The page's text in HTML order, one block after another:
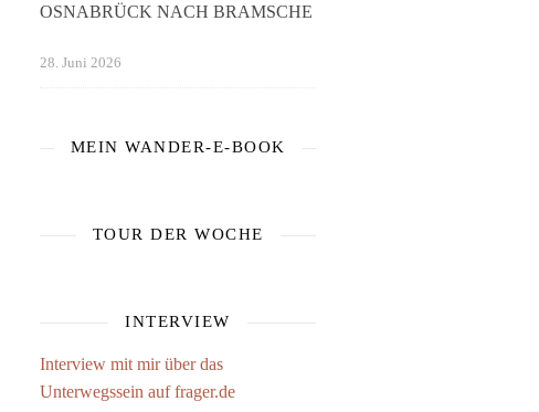
OSNABRÜCK NACH BRAMSCHE
28. Juni 2026
MEIN WANDER-E-BOOK
TOUR DER WOCHE
INTERVIEW
Interview mit mir über das
Unterwegssein auf frager.de